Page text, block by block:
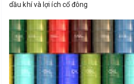
dầu khí và lợi ích cổ đông